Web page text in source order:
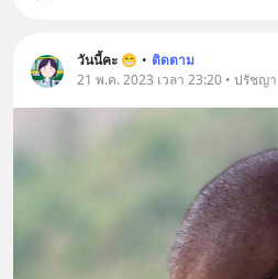
วันนี้คะ 😁 • ติดตาม
21 พ.ค. 2023 เวลา 23:20 • ปรัชญา